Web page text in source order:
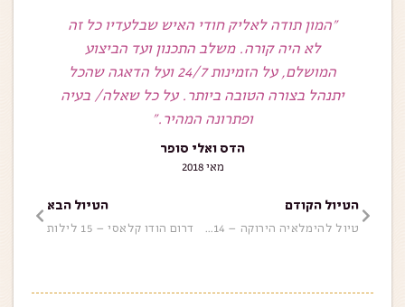
״המון תודה לאליק חודי האיש שבלעדיו כל זה
לא היה קורה. משלב התכנון ועד הביצוע
המושלם, על הזמינות 24/7 ועל הדאגה שהכל
יתנהל בצורה הטובה ביותר. על כל שאלה/ בעיה
ופתרונה המהיר.״
הדס ואלי סופר
מאי 2018
הטיול הקודם
טיול להימלאיה הירוקה – 14 לילות
הטיול הבא
דרום הודו קלאסי – 15 לילות